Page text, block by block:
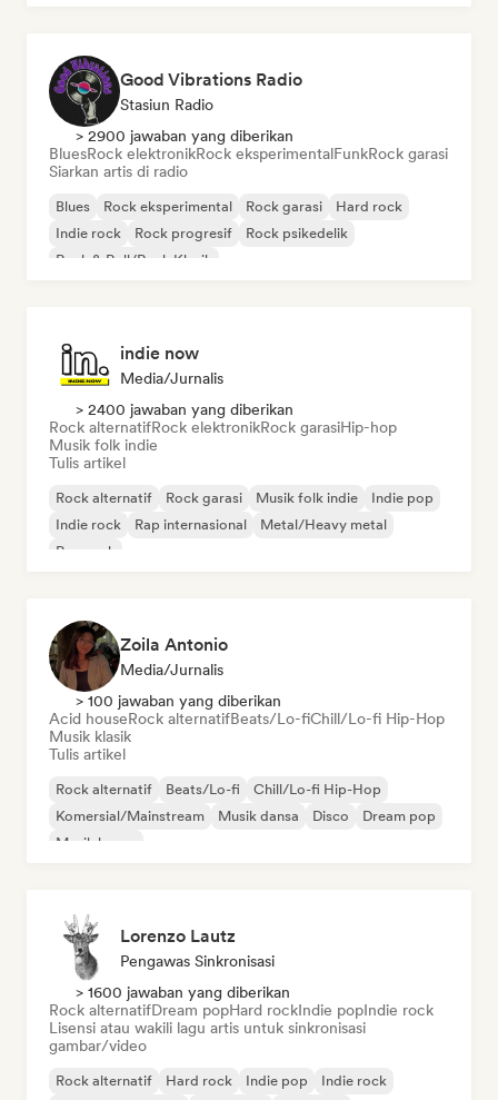
Good Vibrations Radio
Stasiun Radio
> 2900 jawaban yang diberikan
BluesRock elektronikRock eksperimentalFunkRock garasi
Siarkan artis di radio
Blues Rock eksperimental Rock garasi
Hard rock
Indie rock
Rock progresif
Rock psikedelik
Rock & Roll/Rock Klasik
indie now
Media/Jurnalis
> 2400 jawaban yang diberikan
Rock alternatifRock elektronikRock garasiHip-hop
Musik folk indie
Tulis artikel
Rock alternatif Rock garasi Musik folk indie
Indie pop
Indie rock
Rap internasional
Metal/Heavy metal
Pop rock
Zoila Antonio
Media/Jurnalis
> 100 jawaban yang diberikan
Acid houseRock alternatifBeats/Lo-fiChill/Lo-fi Hip-Hop
Musik klasik
Tulis artikel
Rock alternatif Beats/Lo-fi
Chill/Lo-fi Hip-Hop
Komersial/Mainstream
Musik dansa Disco
Dream pop
Musik house
Lorenzo Lautz
Pengawas Sinkronisasi
> 1600 jawaban yang diberikan
Rock alternatifDream popHard rockIndie popIndie rock
Lisensi atau wakili lagu artis untuk sinkronisasi
gambar/video
Rock alternatif Hard rock Indie pop
Indie rock